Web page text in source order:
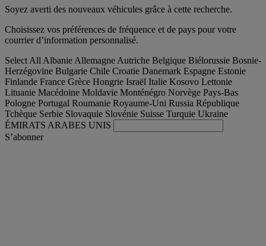
Soyez averti des nouveaux véhicules grâce à cette recherche.
Choisissez vos préférences de fréquence et de pays pour votre
courrier d’information personnalisé.
Select All Albanie Allemagne Autriche Belgique Biélorussie Bosnie-
Herzégovine Bulgarie Chile Croatie Danemark Espagne Estonie
Finlande France Grèce Hongrie Israël Italie Kosovo Lettonie
Lituanie Macédoine Moldavie Monténégro Norvège Pays-Bas
Pologne Portugal Roumanie Royaume-Uni Russia République
Tchèque Serbie Slovaquie Slovénie Suisse Turquie Ukraine
ÉMIRATS ARABES UNIS
S’abonner